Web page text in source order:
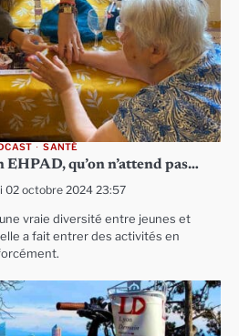
SANTÉ
qu’on n’attend pas…
02 octobre 2024 23:57
vraie diversité entre jeunes et
a fait entrer des activités en